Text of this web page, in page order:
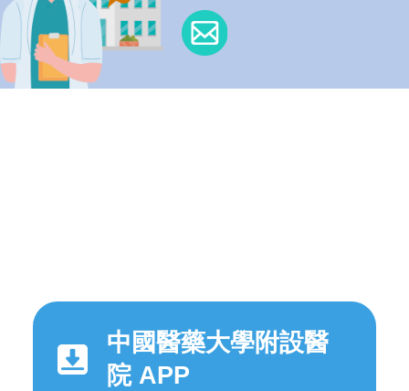
中國醫藥大學附設醫
院 APP